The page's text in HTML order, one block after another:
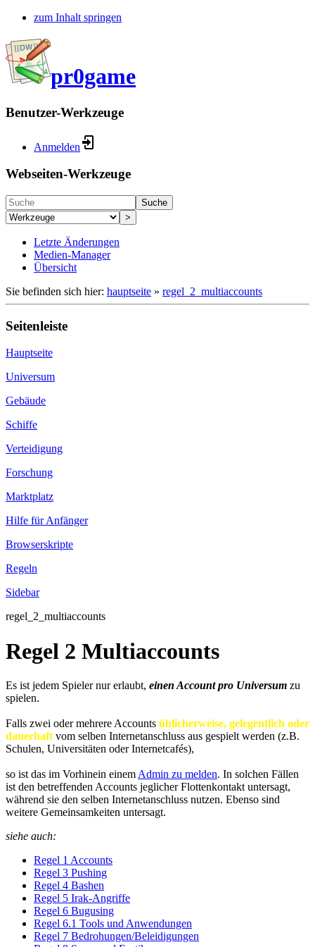
zum Inhalt springen
pr0game
Benutzer-Werkzeuge
Anmelden
Webseiten-Werkzeuge
Suche
>
Letzte Änderungen
Medien-Manager
Übersicht
Sie befinden sich hier: hauptseite » regel_2_multiaccounts
Seitenleiste
Hauptseite
Universum
Gebäude
Schiffe
Verteidigung
Forschung
Marktplatz
Hilfe für Anfänger
Browserskripte
Regeln
Sidebar
regel_2_multiaccounts
Regel 2 Multiaccounts
Es ist jedem Spieler nur erlaubt, einen Account pro Universum zu
spielen.
Falls zwei oder mehrere Accounts üblicherweise, gelegentlich oder
dauerhaft vom selben Internetanschluss aus gespielt werden (z.B.
Schulen, Universitäten oder Internetcafés),
so ist das im Vorhinein einem Admin zu melden. In solchen Fällen
ist den betreffenden Accounts jeglicher Flottenkontakt untersagt,
während sie den selben Internetanschluss nutzen. Ebenso sind
weitere Gemeinsamkeiten untersagt.
siehe auch:
Regel 1 Accounts
Regel 3 Pushing
Regel 4 Bashen
Regel 5 Irak-Angriffe
Regel 6 Bugusing
Regel 6.1 Tools und Anwendungen
Regel 7 Bedrohungen/Beleidigungen